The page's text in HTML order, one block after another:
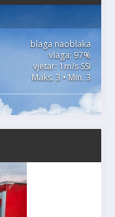
blaga naoblaka
vlaga: 97%
vjetar: 1m/s SSI
Maks. 3 • Min. 3